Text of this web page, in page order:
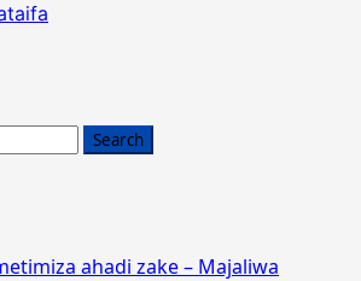
ahadi zake – Majaliwa